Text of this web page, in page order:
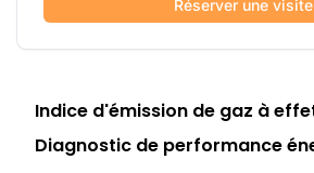
Réserver une visite
Indice d'émission de gaz à
Diagnostic de performance